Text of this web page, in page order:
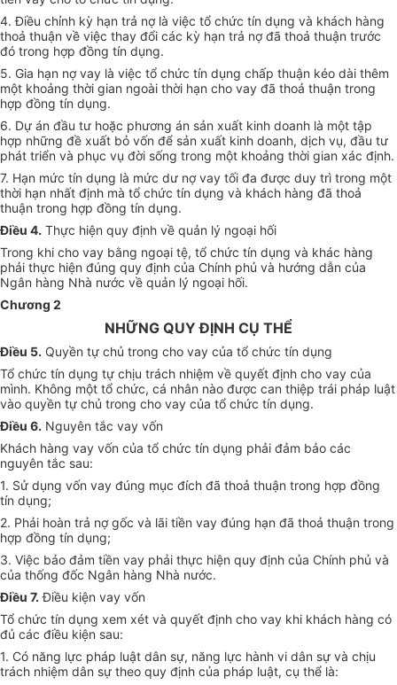
4. Điều chỉnh kỳ hạn trả nợ là việc tổ chức tín dụng và khách hàng
thoả thuận về việc thay đổi các kỳ hạn trả nợ đã thoả thuận trước
đó trong hợp đồng tín dụng.
5. Gia hạn nợ vay là việc tổ chức tín dụng chấp thuận kéo dài thêm
một khoảng thời gian ngoài thời hạn cho vay đã thoả thuận trong
hợp đồng tín dụng.
6. Dự án đầu tư hoặc phương án sản xuất kinh doanh là một tập
hợp những đề xuất bỏ vốn để sản xuất kinh doanh, dịch vụ, đầu tư
phát triển và phục vụ đời sống trong một khoảng thời gian xác định.
7. Hạn mức tín dụng là mức dư nợ vay tối đa được duy trì trong một
thời hạn nhất định mà tổ chức tín dụng và khách hàng đã thoả
thuận trong hợp đồng tín dụng.
Điều 4. Thực hiện quy định về quản lý ngoại hối
Trong khi cho vay bằng ngoại tệ, tổ chức tín dụng và khác hàng
phải thực hiện đúng quy định của Chính phủ và hướng dẫn của
Ngân hàng Nhà nước về quản lý ngoại hối.
Chương 2
NHỮNG QUY ĐỊNH CỤ THỂ
Điều 5. Quyền tự chủ trong cho vay của tổ chức tín dụng
Tổ chức tín dụng tự chịu trách nhiệm về quyết định cho vay của
mình. Không một tổ chức, cá nhân nào được can thiệp trái pháp luật
vào quyền tự chủ trong cho vay của tổ chức tín dụng.
Điều 6. Nguyên tắc vay vốn
Khách hàng vay vốn của tổ chức tín dụng phải đảm bảo các
nguyên tắc sau:
1. Sử dụng vốn vay đúng mục đích đã thoả thuận trong hợp đồng
tín dụng;
2. Phải hoàn trả nợ gốc và lãi tiền vay đúng hạn đã thoả thuận trong
hợp đồng tín dụng;
3. Việc bảo đảm tiền vay phải thực hiện quy định của Chính phủ và
của thống đốc Ngân hàng Nhà nước.
Điều 7. Điều kiện vay vốn
Tổ chức tín dụng xem xét và quyết định cho vay khi khách hàng có
đủ các điều kiện sau:
1. Có năng lực pháp luật dân sự, năng lực hành vi dân sự và chịu
trách nhiệm dân sự theo quy định của pháp luật, cụ thể là: